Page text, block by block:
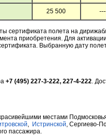
25 500
сертификата полета на
приобретения. Для
Выбранную дату
+7 (495) 227-3-222, 227-4-222.
местами
, Истринской, Сергиево-
пассажира.